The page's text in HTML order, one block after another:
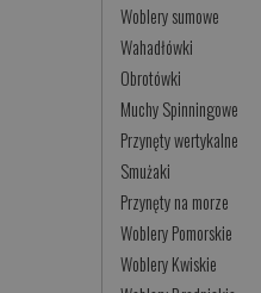
Woblery sumowe
Wahadłówki
Obrotówki
Muchy Spinningowe
Przynęty wertykalne
Smużaki
Przynęty na morze
Woblery Pomorskie
Woblery Kwiskie